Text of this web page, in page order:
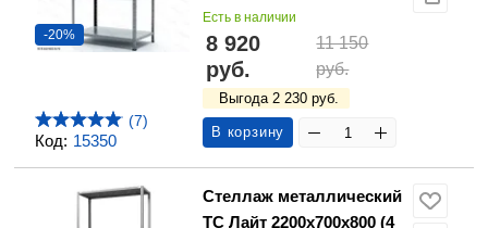
Код: 15350
-20%
(7)
Есть в наличии
8 920
руб.
11 150
руб.
Выгода 2 230 руб.
В корзину
Стеллаж металлический
ТС Лайт 2200х700х800 (4